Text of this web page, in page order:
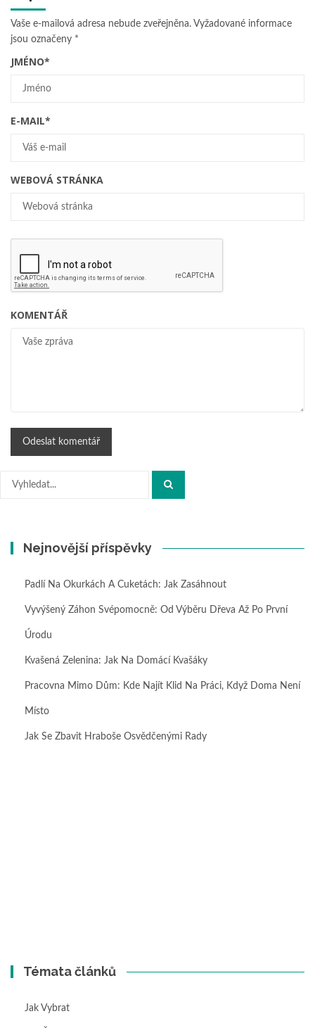
Vaše e-mailová adresa nebude zveřejněna. Vyžadované informace
jsou označeny *
JMÉNO*
E-MAIL*
WEBOVÁ STRÁNKA
KOMENTÁŘ
Hledat:
Nejnovější příspěvky
Padlí Na Okurkách A Cuketách: Jak Zasáhnout
Vyvýšený Záhon Svépomocně: Od Výběru Dřeva Až Po První
Úrodu
Kvašená Zelenina: Jak Na Domácí Kvašáky
Pracovna Mimo Dům: Kde Najít Klid Na Práci, Když Doma Není
Místo
Jak Se Zbavit Hraboše Osvědčenými Rady
Témata článků
Jak Vybrat